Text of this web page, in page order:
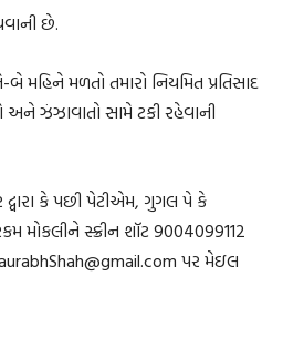
છે.
મળતો તમારો નિયમિત પ્રતિસાદ
અને ઝંઝાવાતો સામે ટકી રહેવાની
દ્વારા કે પછી પેટીએમ, ગુગલ પે કે
મોકલીને સ્ક્રીન શૉટ 9004099112
પર મેઇલ